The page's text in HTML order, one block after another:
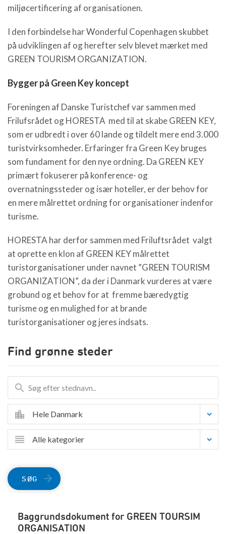
miljøcertificering af organisationen.
I den forbindelse har Wonderful Copenhagen skubbet
på udviklingen af og herefter selv blevet mærket med
GREEN TOURISM ORGANIZATION.
Bygger på Green Key koncept
Foreningen af Danske Turistchef var sammen med
Frilufsrådet og HORESTA med til at skabe GREEN KEY,
som er udbredt i over 60 lande og tildelt mere end 3.000
turistvirksomheder. Erfaringer fra Green Key bruges
som fundament for den nye ordning. Da GREEN KEY
primært fokuserer på konference- og
overnatningssteder og især hoteller, er der behov for
en mere målrettet ordning for organisationer indenfor
turisme.
HORESTA har derfor sammen med Friluftsrådet valgt
at oprette en klon af GREEN KEY målrettet
turistorganisationer under navnet ”GREEN TOURISM
ORGANIZATION”, da der i Danmark vurderes at være
grobund og et behov for at fremme bæredygtig
turisme og en mulighed for at brande
turistorganisationer og jeres indsats.
Find grønne steder
Hele Danmark
Alle kategorier
SØG
Baggrundsdokument for GREEN TOURSIM
ORGANISATION